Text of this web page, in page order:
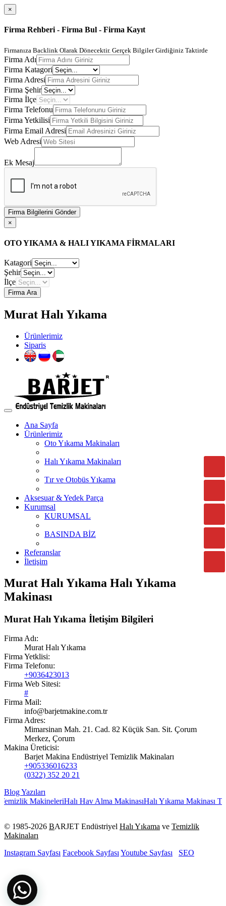
×
Firma Rehberi - Firma Bul - Firma Kayıt
Firmanıza Backlink Olarak Dönecektir. Gerçek Bilgiler Girdiğiniz Taktirde
Firma Adı
Firma Katagori
Firma Adresi
Firma Şehir
Firma İlçe
Firma Telefonu
Firma Yetkilisi
Firma Email Adresi
Web Adresi
Ek Mesaj
Firma Bilgilerini Gönder
×
OTO YIKAMA & HALI YIKAMA FİRMALARI
Katagori
Şehir
İlçe
Firma Ara
Murat Halı Yıkama
Ürünlerimiz
Siparis
Ana Sayfa
Ürünlerimiz
Oto Yıkama Makinaları
Halı Yıkama Makinaları
Tır ve Otobüs Yıkama
Aksesuar & Yedek Parça
Kurumsal
KURUMSAL
BASINDA BİZ
Referanslar
İletişim
Murat Halı Yıkama Halı Yıkama
Makinası
Murat Halı Yıkama İletişim Bilgileri
Firma Adı:
Murat Halı Yıkama
Firma Yetklisi:
Firma Telefonu:
+9036423013
Firma Web Sitesi:
#
Firma Mail:
info@barjetmakine.com.tr
Firma Adres:
Mimarsinan Mah. 21. Cad. 82 Küçük San. Sit. Çorum
Merkez, Çorum
Makina Üreticisi:
Barjet Makina Endüstriyel Temizlik Makinaları
+905336016233
(0322) 352 20 21
Blog Yazıları
MakineleriHalı Hav Alma MakinasıHalı Yıkama Makinası
© 1985-2026 BARJET Endüstriyel Halı Yıkama ve Temizlik
Makinaları
Instagram Sayfası Facebook SayfasıYoutube Sayfası SEO